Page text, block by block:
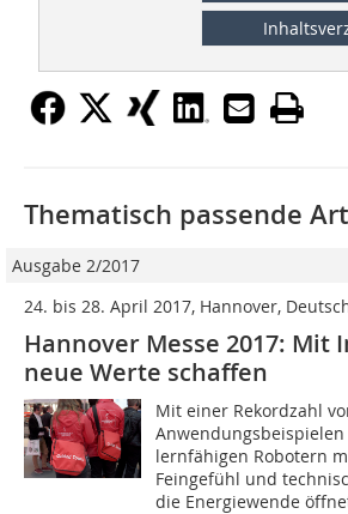
Thematisch passende
Ausgabe 2/2017
24. bis 28. April 2017, Hannover,
Hannover Messe 2017: Mit
neue Werte schaffen
Mit einer Rekordzahl
lernfähigen Robotern
Feingefühl und
die Energiewende